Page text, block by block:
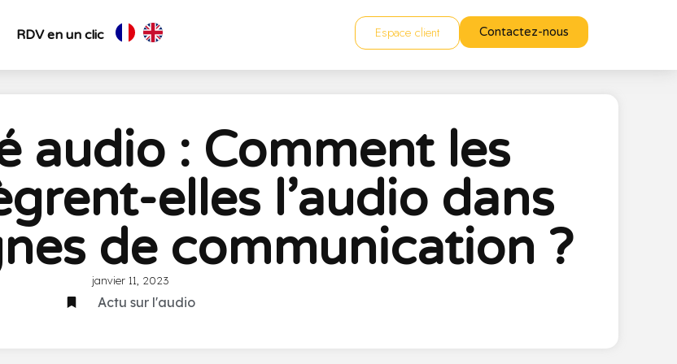
RDV en un clic Espace client Contactez-nous
audio : Comment les
elles l’audio dans
de communication ?
janvier 11, 2023
Actu sur l'audio